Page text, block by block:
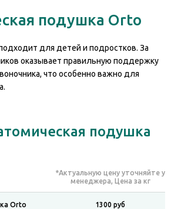
подушка Orto
для детей и подростков. За
оказывает правильную поддержку
что особенно важно для
подушка
*Актуальную цену уточняйте у
менеджера, Цена за кг
Orto 1300 руб